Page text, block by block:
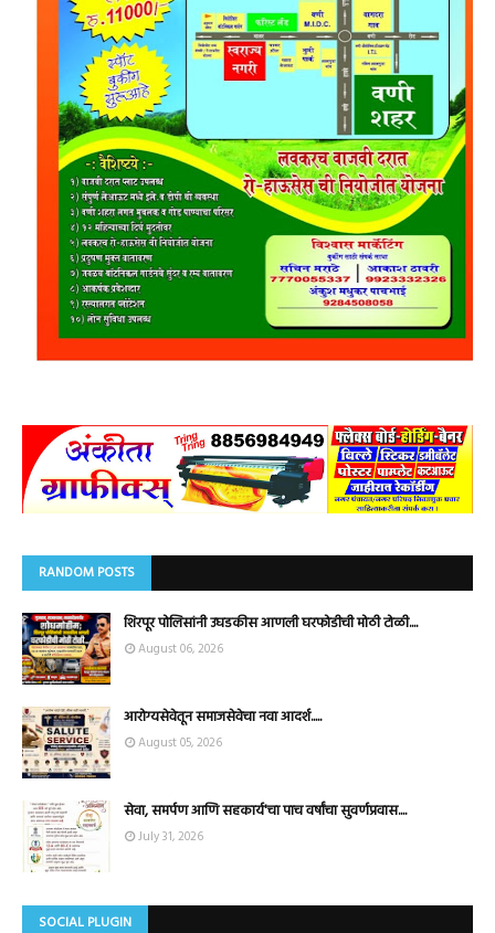
RANDOM POSTS
शिरपूर पोलिसांनी उघडकीस आणली घरफोडीची मोठी टोळी....
August 06, 2026
आरोग्यसेवेतून समाजसेवेचा नवा आदर्श.....
August 05, 2026
सेवा, समर्पण आणि सहकार्य'चा पाच वर्षांचा सुवर्णप्रवास....
July 31, 2026
SOCIAL PLUGIN